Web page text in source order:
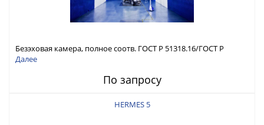
Безэховая камера, полное соотв. ГОСТ Р 51318.16/ГОСТ Р
51317.4.3
Далее
По запросу
HERMES 5